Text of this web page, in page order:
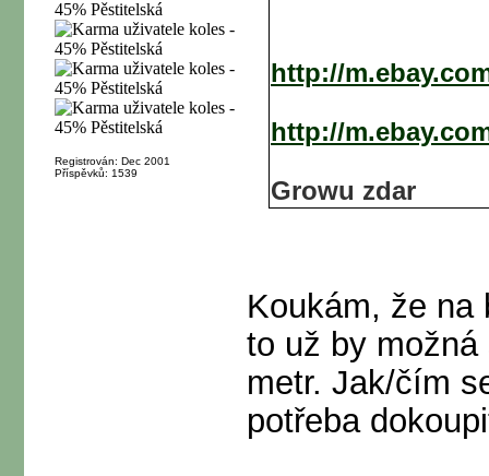
Registrován: Dec 2001
Příspěvků: 1539
http://
http://
Growu zdar
Koukám, že na
to už by
metr. Jak/čím
potřeba